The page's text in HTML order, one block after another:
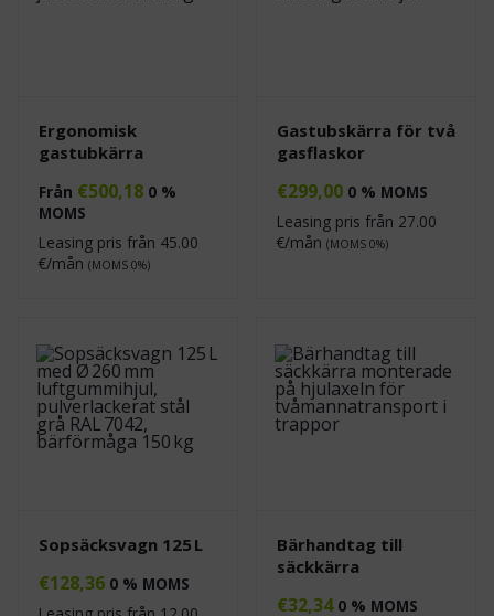
Ergonomisk
gastubkärra
Från €500,18 0 %
MOMS
Leasing pris från 45.00
€/mån (MOMS 0%)
Gastubskärra för två
gasflaskor
€299,00 0 % MOMS
Leasing pris från 27.00
€/mån (MOMS 0%)
Sopsäcksvagn 125 L
€128,36 0 % MOMS
Bärhandtag till
säckkärra
€32,34 0 % MOMS